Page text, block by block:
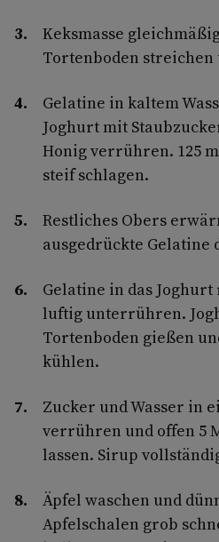
Keksmasse
Tortenboden
Gelatine in kaltem
Joghurt mit
Honig verrühren. 125
steif schlagen.
Restliches Obers
ausgedrückte Gelatine
Gelatine in das
luftig unterrühren.
Tortenboden gießen
kühlen.
Zucker und Wasser in
verrühren und offen 5
lassen. Sirup
Äpfel waschen und
Apfelschalen grob